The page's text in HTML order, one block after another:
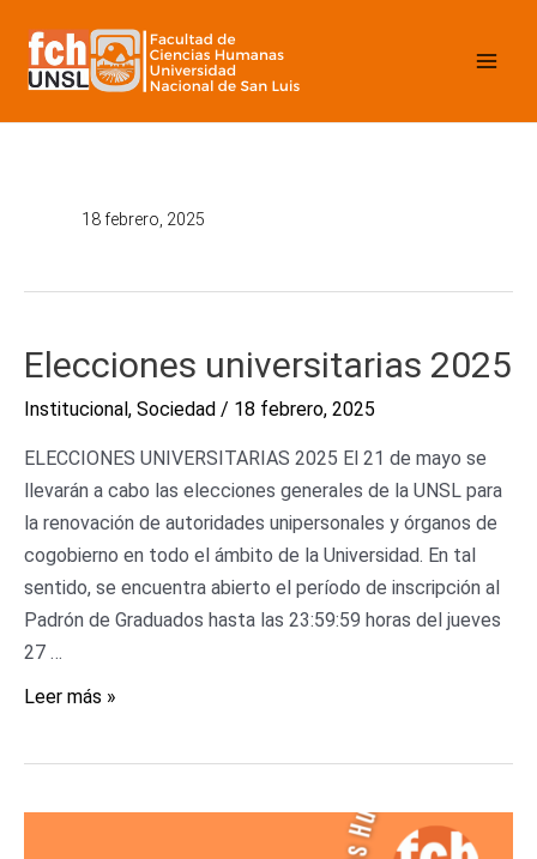
contenido
18 febrero, 2025
Elecciones universitarias 2025
Institucional, Sociedad / 18 febrero, 2025
ELECCIONES UNIVERSITARIAS 2025 El 21 de mayo se
llevarán a cabo las elecciones generales de la UNSL para
la renovación de autoridades unipersonales y órganos de
cogobierno en todo el ámbito de la Universidad. En tal
sentido, se encuentra abierto el período de inscripción al
Padrón de Graduados hasta las 23:59:59 horas del jueves
27 …
Elecciones
2025
Leer más »